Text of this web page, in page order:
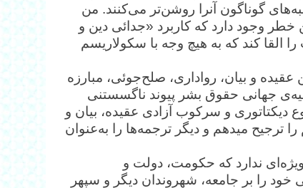
گوناگون آنرا روشن‌تر می‌کنند. من
وجود دارد که کاربرد «جدائی دین و
کند که به هیچ وجه با سکولاریسم
و بیان، رواداری، صلح‌جوئی، مبارزه
جهانی حقوق بشر پیوند ناگسستنی
دیکتاتوری و سرکوب آزادی عقیده، بیان و
مذهب تبدیل می‌شود. از اینرو، من کاربرد واژه‌ی سکولاریسم را ترجیح می‎دهم و دیگر ترجمه‌ها را به‌عنوان
ندارد که حکومت، دولت و
خود را بر جامعه، شهروندان دیگر و سپهر